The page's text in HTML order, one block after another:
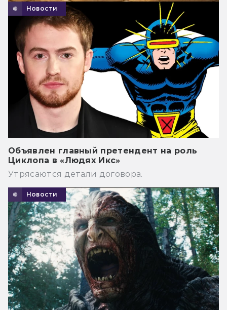
Новости
Объявлен главный претендент на роль
Циклопа в «Людях Икс»
Утрясаются детали договора.
Новости